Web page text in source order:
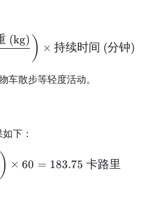
卡路里消耗} = \left(
(kg) ) × 持续时间 (分钟)
散步等轻度活动。
下：
卡路里消耗} = \left(
) × 60 = 183.75 卡路里